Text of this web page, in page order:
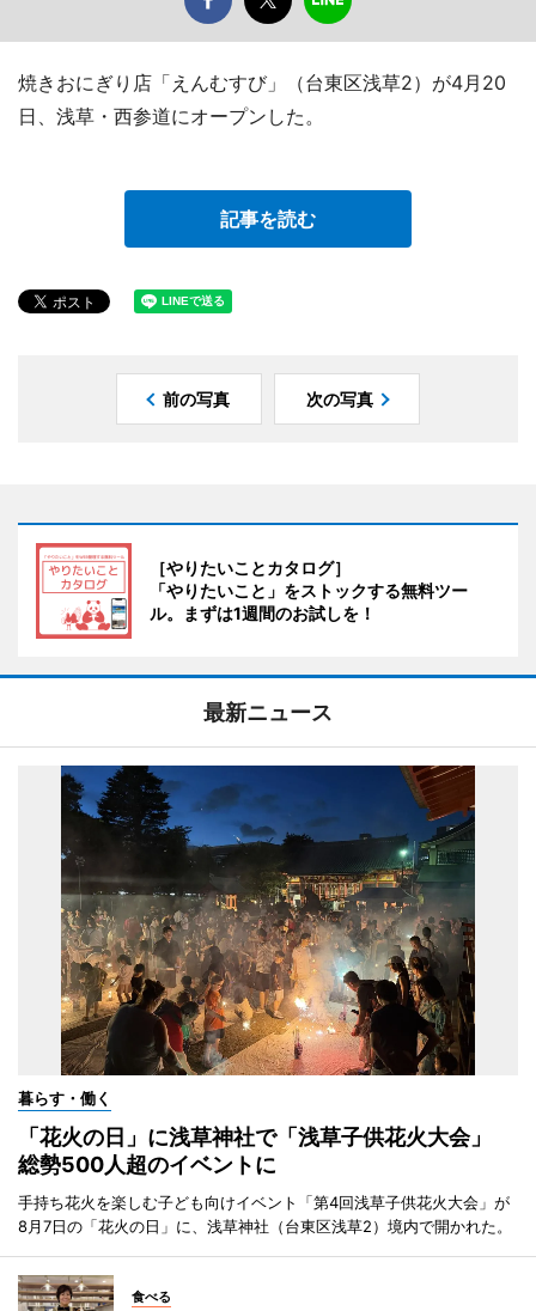
焼きおにぎり店「えんむすび」（台東区浅草2）が4月20
日、浅草・西参道にオープンした。
記事を読む
前の写真 次の写真
［やりたいことカタログ］
「やりたいこと」をストックする無料ツー
ル。まずは1週間のお試しを！
最新ニュース
暮らす・働く
「花火の日」に浅草神社で「浅草子供花火大会」
総勢500人超のイベントに
手持ち花火を楽しむ子ども向けイベント「第4回浅草子供花火大会」が
8月7日の「花火の日」に、浅草神社（台東区浅草2）境内で開かれた。
食べる